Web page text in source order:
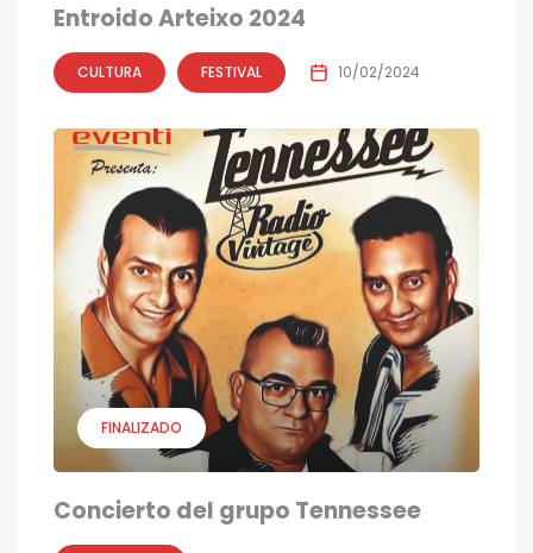
Entroido Arteixo 2024
CULTURA FESTIVAL 10/02/2024
FINALIZADO
Concierto del grupo Tennessee